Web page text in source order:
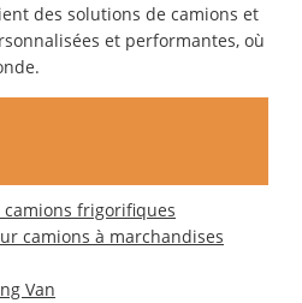
des solutions de camions et
et performantes, où
frigorifiques
camions à marchandises
Van